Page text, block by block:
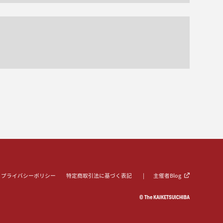
プライバシーポリシー 特定商取引法に基づく表記 主催者Blog
© The KAIKETSUICHIBA